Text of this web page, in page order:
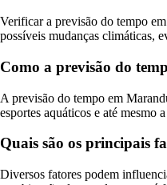
Verificar a previsão do tempo
possíveis mudanças climáticas,
Como a previsão do
A previsão do tempo em
esportes aquáticos e até mesmo
Quais são os principais
Diversos fatores podem